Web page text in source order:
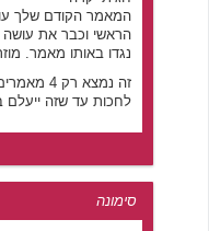
המאמר הקודם שלך
הראשי וכבר את
נגדו באותו מאמר.
זה נמצא רק 4 מאמרים למטה, לא יכולת
לחכות עד שזה ייעלם
סימונה